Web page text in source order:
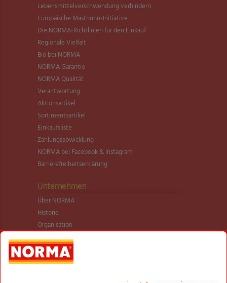
Lebensmittel­verschwendung verhindern
Europäische Masthuhn-Initiative
Die NORMA-Richtlinien für den Einkauf
Regionale Vielfalt
Bio bei NORMA
NORMA Garantie
NORMA Qualität
Verantwortung
Aktionsartikel
Sortimentsartikel
Einkaufsliste
Zahlungsabwicklung
NORMA bei Facebook & Instagram
Barrierefreiheitserklärung
Unternehmen
Über NORMA
Historie
Organisation
International
Logistik
Filialnetz